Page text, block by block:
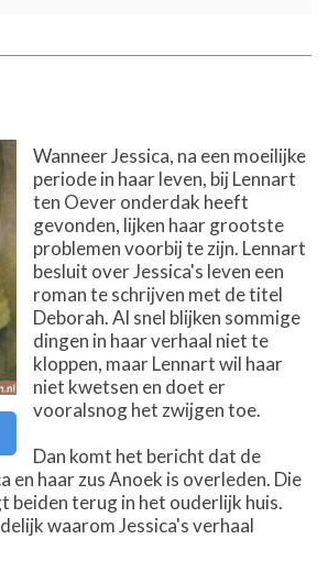
Wanneer Jessica, na een moeilijke
periode in haar leven, bij Lennart
ten Oever onderdak heeft
gevonden, lijken haar grootste
problemen voorbij te zijn. Lennart
besluit over Jessica's leven een
roman te schrijven met de titel
Deborah. Al snel blijken sommige
dingen in haar verhaal niet te
kloppen, maar Lennart wil haar
niet kwetsen en doet er
vooralsnog het zwijgen toe.
Dan komt het bericht dat de
en haar zus Anoek is overleden. Die
beiden terug in het ouderlijk huis.
waarom Jessica's verhaal